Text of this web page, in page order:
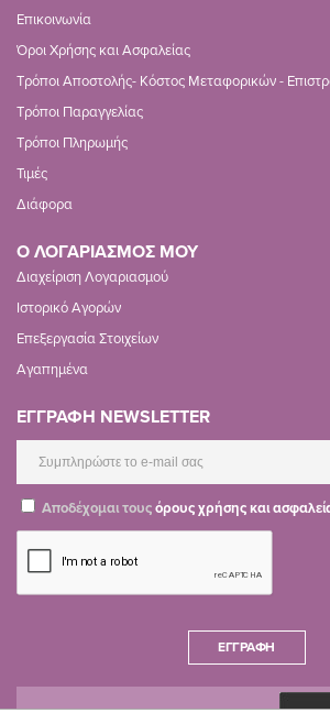
Επικοινωνία
Όροι Χρήσης και Ασφαλείας
Τρόποι Αποστολής- Κόστος Μεταφορικών -
Τρόποι Παραγγελίας
Τρόποι Πληρωμής
Τιμές
Διάφορα
Ο ΛΟΓΑΡΙΑΣΜΟΣ ΜΟΥ
Διαχείριση Λογαριασμού
Ιστορικό Αγορών
Επεξεργασία Στοιχείων
Αγαπημένα
ΕΓΓΡΑΦΗ NEWSLETTER
Αποδέχομαι τουςόρους χρήσης και
ΕΓΓΡΑΦΉ